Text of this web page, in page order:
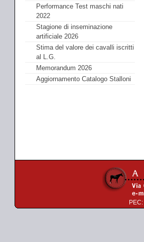
Performance Test maschi nati
2022
Stagione di inseminazione
artificiale 2026
Stima del valore dei cavalli iscritti
al L.G.
Memorandum 2026
Aggiornamento Catalogo Stalloni
PEC: